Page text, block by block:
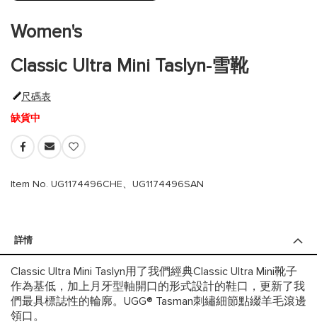
庫
開
Women's
Classic Ultra Mini Taslyn-雪靴
尺碼表
缺貨中
Item No. UG1174496CHE、UG1174496SAN
詳情
Classic Ultra Mini Taslyn用了我們經典Classic Ultra Mini靴子
作為基低，加上月牙型軸開口的形式設計的鞋口，更新了我
們最具標誌性的輪廓。UGG® Tasman刺繡細節點綴羊毛滾邊
領口。